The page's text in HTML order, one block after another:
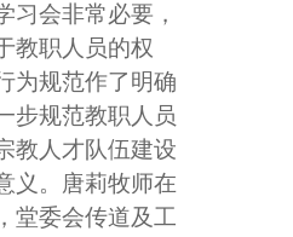
习会非常必要，
教职人员的权
为规范作了明确
步规范教职人员
教人才队伍建设
义。唐莉牧师在
堂委会传道及工